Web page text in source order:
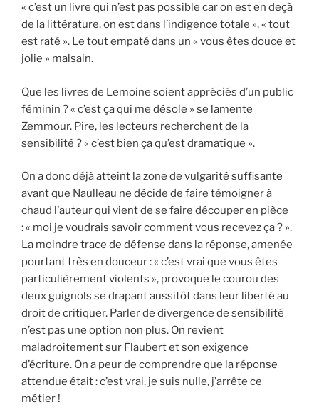
« c’est un livre qui n’est pas possible car on est en deçà
de la littérature, on est dans l’indigence totale », « tout
est raté ». Le tout empaté dans un « vous êtes douce et
jolie » malsain.
Que les livres de Lemoine soient appréciés d’un public
féminin ? « c’est ça qui me désole » se lamente
Zemmour. Pire, les lecteurs recherchent de la
sensibilité ? « c’est bien ça qu’est dramatique ».
On a donc déjà atteint la zone de vulgarité suffisante
avant que Naulleau ne décide de faire témoigner à
chaud l’auteur qui vient de se faire découper en pièce
: « moi je voudrais savoir comment vous recevez ça ? ».
La moindre trace de défense dans la réponse, amenée
pourtant très en douceur : « c’est vrai que vous êtes
particulièrement violents », provoque le courou des
deux guignols se drapant aussitôt dans leur liberté au
droit de critiquer. Parler de divergence de sensibilité
n’est pas une option non plus. On revient
maladroitement sur Flaubert et son exigence
d’écriture. On a peur de comprendre que la réponse
attendue était : c’est vrai, je suis nulle, j’arrête ce
métier !